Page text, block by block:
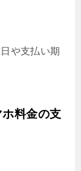
や支払い期
料金の支